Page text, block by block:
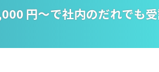
円～で社内のだれでも